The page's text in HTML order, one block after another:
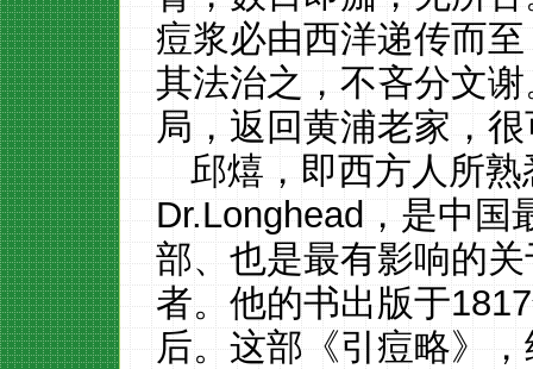
痘浆必由西洋递传而
其法治之，不吝分文
局，返回黄浦老家，
邱熺，即西方人所
Dr.Longhead，是中国
部、也是最有影响的
者。他的书出版于
后。这部《引痘略》